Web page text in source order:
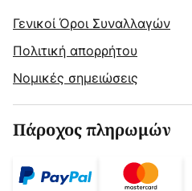
Γενικοί Όροι Συναλλαγών
Πολιτική απορρήτου
Νομικές σημειώσεις
Πάροχος πληρωμών